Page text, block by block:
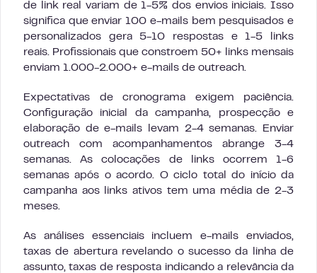
de link real variam de 1-5% dos envios iniciais. Isso
significa que enviar 100 e-mails bem pesquisados e
personalizados gera 5-10 respostas e 1-5 links
reais. Profissionais que constroem 50+ links mensais
enviam 1.000-2.000+ e-mails de outreach.
Expectativas de cronograma exigem paciência.
Configuração inicial da campanha, prospecção e
elaboração de e-mails levam 2-4 semanas. Enviar
outreach com acompanhamentos abrange 3-4
semanas. As colocações de links ocorrem 1-6
semanas após o acordo. O ciclo total do início da
campanha aos links ativos tem uma média de 2-3
meses.
As análises essenciais incluem e-mails enviados,
taxas de abertura revelando o sucesso da linha de
assunto, taxas de resposta indicando a relevância da